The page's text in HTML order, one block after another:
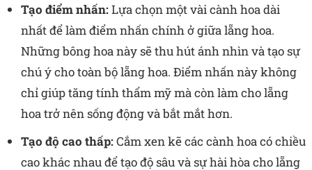
Tạo điểm nhấn:Lựa chọn một vài cành hoa dài
nhất để làm điểm nhấn chính ở giữa lẵng hoa.
Những bông hoa này sẽ thu hút ánh nhìn và tạo sự
chú ý cho toàn bộ lẵng hoa. Điểm nhấn này không
chỉ giúp tăng tính thẩm mỹ mà còn làm cho lẵng
hoa trở nên sống động và bắt mắt hơn.
Tạo độ cao thấp:Cắm xen kẽ các cành hoa có chiều
cao khác nhau để tạo độ sâu và sự hài hòa cho lẵng